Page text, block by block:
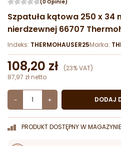
(0 Opinie)
Szpatuła kątowa 250 x 34
nierdzewnej 66707
Indeks: THERMOHAUSER25Marka:
108,20 zł (23% VAT)
87,97 zł netto
- + DODAJ
PRODUKT DOSTĘPNY W MAGAZYNIE